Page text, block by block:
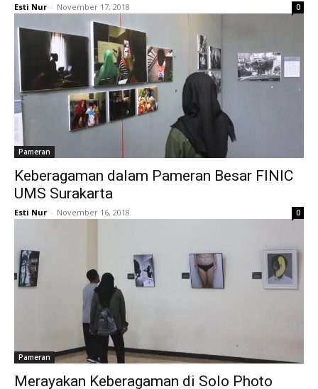
Esti Nur - November 17, 2018 0
Pameran
Keberagaman dalam Pameran Besar FINIC
UMS Surakarta
Esti Nur - November 16, 2018 0
Pameran
Merayakan Keberagaman di Solo Photo